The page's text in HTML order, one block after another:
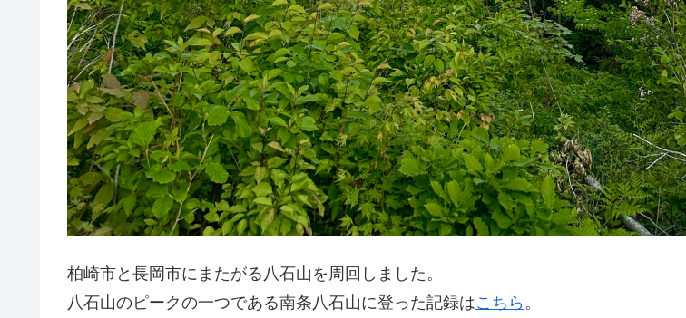
柏崎市と長岡市にまたがる八石山を周回しました。
八石山のピークの一つである南条八石山に登った記録はこちら 。